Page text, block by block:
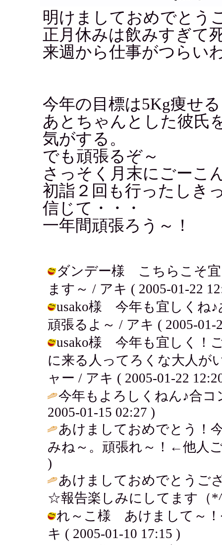
明けましておめでとう
正月休みは飲みすぎて
来週から仕事がつらい
今年の目標は5Kg痩せ
あとちゃんとした彼氏
気がする。
でも頑張るぞ～
さっそく月末にごーこ
初詣２回も行ったしき
信じて・・・
一年間頑張ろう～！
ダンデー様 こちらこそ宜
ます～ / アキ ( 2005-01-22
usako様 今年も宜しくね♪
頑張るよ～ / アキ ( 2005-01-
usako様 今年も宜しく！
に来る人ってろくな大人が
ャー / アキ ( 2005-01-22
今年もよろしくねん♪合
2005-01-15 02:27 )
あけましておめでとう！
みね～。頑張れ～！←他人
)
あけましておめでとうご
☆報告楽しみにしてます（
れ～こ様 あけまして～
キ ( 2005-01-10 17:15 )